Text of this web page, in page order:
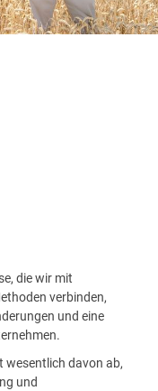
die wir mit
verbinden,
und eine
wesentlich davon ab,
und